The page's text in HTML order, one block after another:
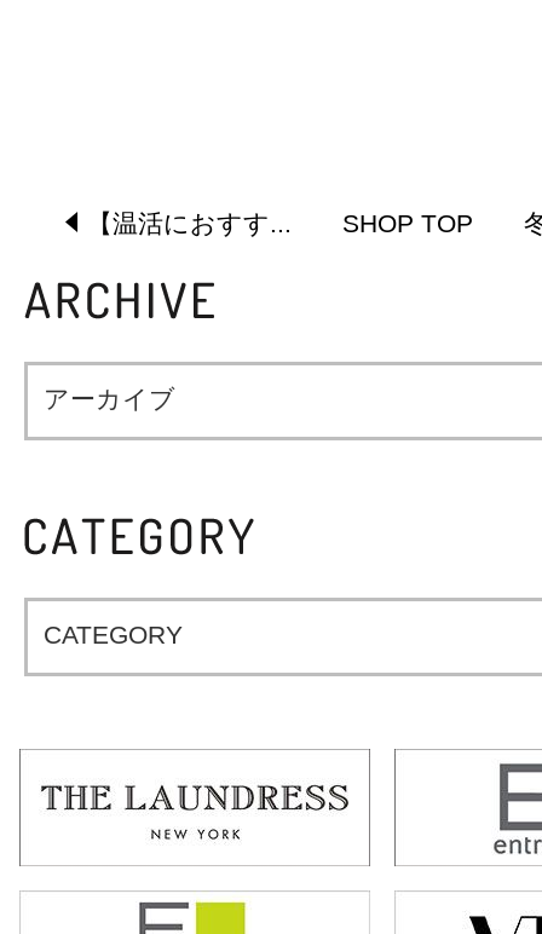
【温活におすす... SHOP TOP
アーカイブ
CATEGORY